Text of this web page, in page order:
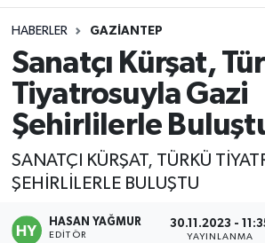
HABERLER GAZIANTEP
Sanatçı Kürşat,
Tiyatrosuyla Gazi
Şehirlilerle
SANATÇI KÜRŞAT, TÜRKÜ
ŞEHİRLİLERLE BULUŞTU
HASAN YAĞMUR
EDITÖR
30.11.2023 -
YAYINLANMA
Eğitim
Ekonomi
Gündem
Kadın
Kültür & Sanat
Malatya Namaz Vakitleri
Malatya Trafik Yoğunluk
TFF 3.Lig 2.Grup Puan Durumu
Tüm Manşetler
Son Dakika Haberleri